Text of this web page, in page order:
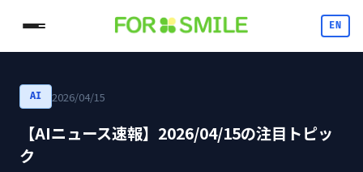
EN
AI 2026/04/15
【AIニュース速報】2026/04/15の注目トピッ
ク